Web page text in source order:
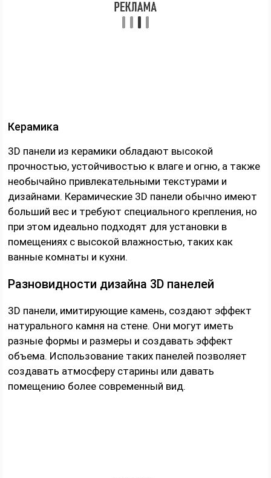
Керамика
3D панели из керамики обладают высокой
прочностью, устойчивостью к влаге и огню, а также
необычайно привлекательными текстурами и
дизайнами. Керамические 3D панели обычно имеют
больший вес и требуют специального крепления, но
при этом идеально подходят для установки в
помещениях с высокой влажностью, таких как
ванные комнаты и кухни.
Разновидности дизайна 3D панелей
3D панели, имитирующие камень, создают эффект
натурального камня на стене. Они могут иметь
разные формы и размеры и создавать эффект
объема. Использование таких панелей позволяет
создавать атмосферу старины или давать
помещению более современный вид.